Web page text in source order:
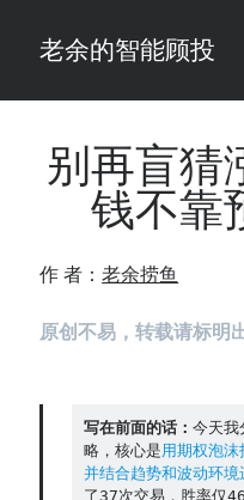
老余的智能顾投
Sidebar
最新发表 ：
你的回测曲线越漂亮，我越替你
仓位大小背后的数学：为什么
我拿Reddit上高赞的趋势策略
老余看市：长鑫4万亿，A股却
普通人的5个常见投资错误，
别再盲猜
钱不靠
作 者：老余捞鱼
原创不易，转载请标明
写在前面的话： 今天我
略，核心是用期权泡
并结合趋势和波动环境
了37次交易，胜率仅